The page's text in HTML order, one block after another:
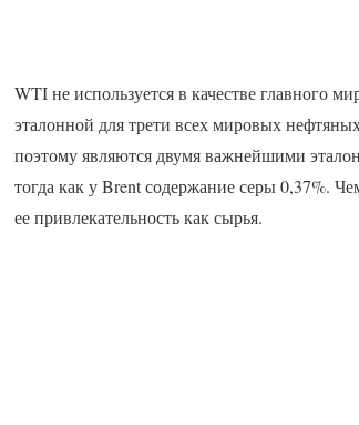
WTI не используется в качестве главного
эталонной для трети всех мировых
поэтому являются двумя важнейшими
тогда как у Brent содержание серы 0,37%.
ее привлекательность как сырья.